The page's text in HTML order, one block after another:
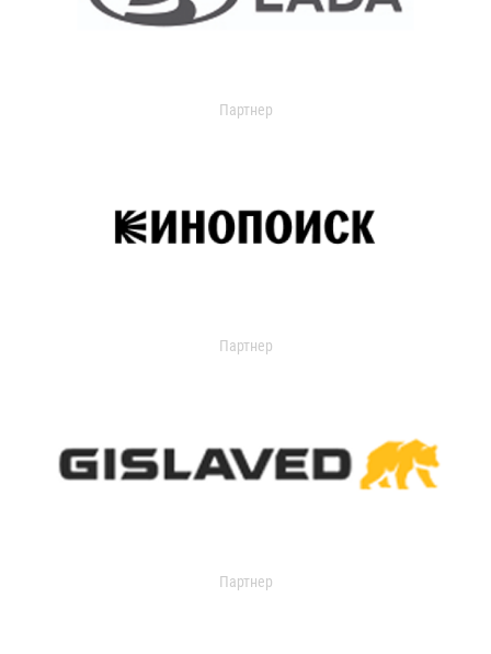
Партнер
Партнер
Партнер